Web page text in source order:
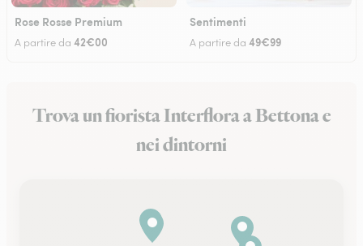
Rose Rosse Premium
A partire da 42€00
Sentimenti
A partire da 49€99
Trova un fiorista Interflora a Bettona e
nei dintorni